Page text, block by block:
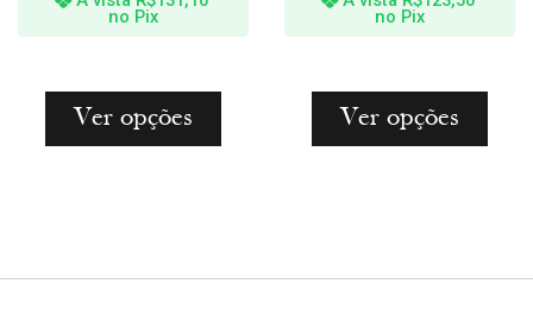
no Pix
Ver opções
no Pix
Ver opções